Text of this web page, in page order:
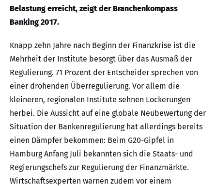
Belastung erreicht, zeigt der Branchenkompass
Banking 2017.
Knapp zehn Jahre nach Beginn der Finanzkrise ist die
Mehrheit der Institute besorgt über das Ausmaß der
Regulierung. 71 Prozent der Entscheider sprechen von
einer drohenden Überregulierung. Vor allem die
kleineren, regionalen Institute sehnen Lockerungen
herbei. Die Aussicht auf eine globale Neubewertung der
Situation der Bankenregulierung hat allerdings bereits
einen Dämpfer bekommen: Beim G20-Gipfel in
Hamburg Anfang Juli bekannten sich die Staats- und
Regierungschefs zur Regulierung der Finanzmärkte.
Wirtschaftsexperten warnen zudem vor einem